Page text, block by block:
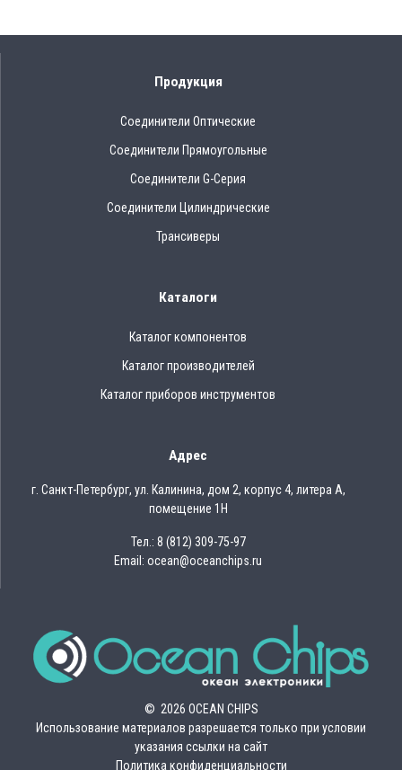
Продукция
Соединители Оптические
Соединители Прямоугольные
Соединители G-Серия
Соединители Цилиндрические
Трансиверы
Каталоги
Каталог компонентов
Каталог производителей
Каталог приборов инструментов
Адрес
г. Санкт-Петербург, ул. Калинина, дом 2, корпус 4, литера А,
помещение 1Н
Тел.: 8 (812) 309-75-97
Email: ocean@oceanchips.ru
© 2026 OCEAN CHIPS
Использование материалов разрешается только при условии
указания ссылки на сайт
Политика конфиденциальности